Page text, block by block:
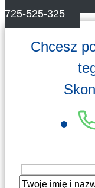
725-525-325
Chcesz